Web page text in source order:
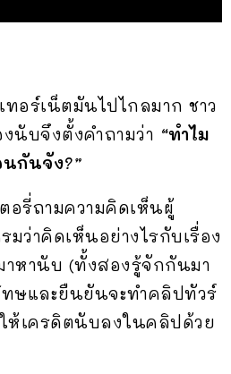
อร์เน็ตมันไปไกลมาก ชาว
นับจึงตั้งคำถามว่า “ทำไม
นกันจัง?”
รี่ถามความคิดเห็นผู้
ว่าคิดเห็นอย่างไรกับเรื่อง
หานับ (ทั้งสองรู้จักกันมา
ษและยืนยันจะทำคลิปทัวร์
ห้เครดิตนับลงในคลิปด้วย